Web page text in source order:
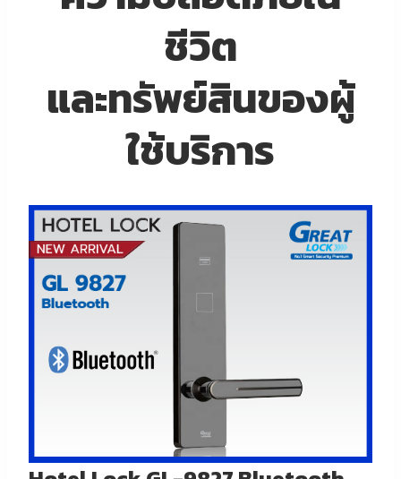
ชีวิต
และทรัพย์สินของผู้
ใช้บริการ